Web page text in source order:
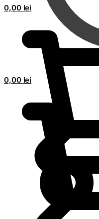
0,00 lei
0,00 lei